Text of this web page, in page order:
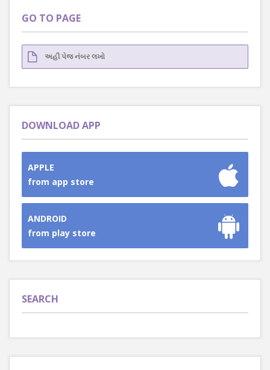
GO TO PAGE
DOWNLOAD APP
APPLE
from app store
ANDROID
from play store
SEARCH